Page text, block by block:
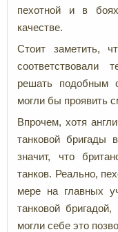
пехотной и в
качестве.
Стоит заметить,
соответствовали
решать подобным
могли бы проявить
Впрочем, хотя
танковой бригады
значит, что
танков. Реально,
мере на главных
танковой
могли себе это